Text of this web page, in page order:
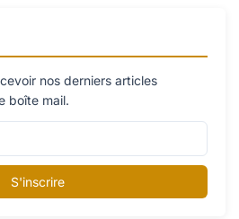
nos derniers articles
boîte mail.
S'inscrire